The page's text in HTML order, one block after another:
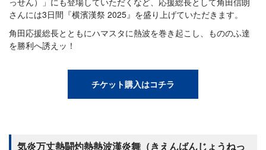
さんには3日間『横濱漢祭 2025』を盛り上げていただきます。
角田応援総長とともにハマスタに熱波を巻き起こし、もののふ達
を勝利へ誘えッ！
チケット購入はコチラ
気炎万丈熱闘灼熱熱波漢炎舞（きえんばんじょうねっ